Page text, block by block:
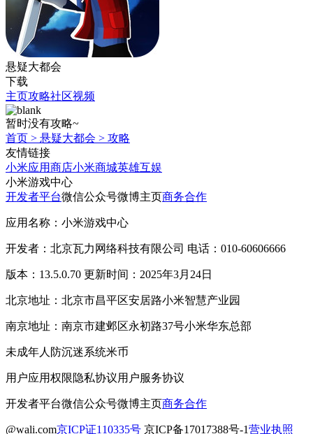
悬疑大都会
下载
主页攻略社区视频
暂时没有攻略~
首页 > 悬疑大都会 > 攻略
友情链接
小米应用商店小米商城英雄互娱
小米游戏中心
开发者平台微信公众号微博主页商务合作
应用名称：小米游戏中心
开发者：北京瓦力网络科技有限公司 电话：010-60606666
版本：13.5.0.70 更新时间：2025年3月24日
北京地址：北京市昌平区安居路小米智慧产业园
南京地址：南京市建邺区永初路37号小米华东总部
未成年人防沉迷系统米币
用户应用权限隐私协议用户服务协议
开发者平台微信公众号微博主页商务合作
@wali.com京ICP证110335号 京ICP备17017388号-1营业执照